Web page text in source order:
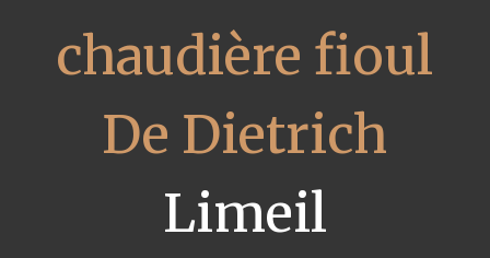
chaudière fioul
De Dietrich
Limeil